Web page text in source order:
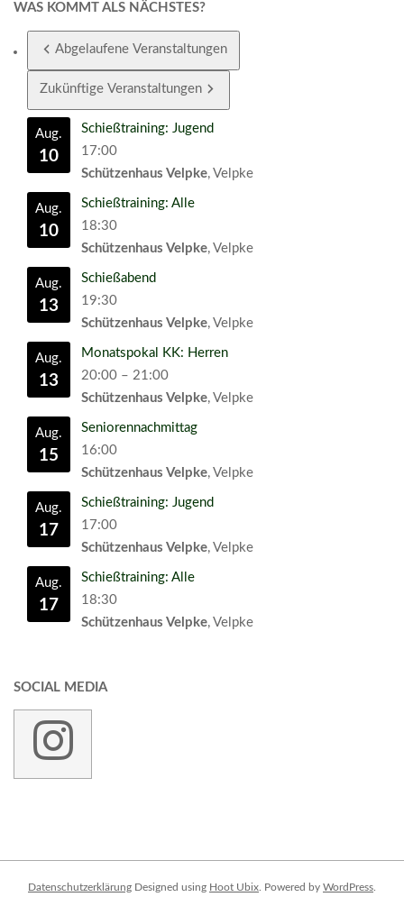
WAS KOMMT ALS NÄCHSTES?
Abgelaufene Veranstaltungen
Zukünftige Veranstaltungen
Aug.
10
Schießtraining: Jugend
17:00
Schützenhaus Velpke, Velpke
Aug.
10
Schießtraining: Alle
18:30
Schützenhaus Velpke, Velpke
Aug.
13
Schießabend
19:30
Schützenhaus Velpke, Velpke
Aug.
13
Monatspokal KK: Herren
20:00 – 21:00
Schützenhaus Velpke, Velpke
Aug.
15
Seniorennachmittag
16:00
Schützenhaus Velpke, Velpke
Aug.
17
Schießtraining: Jugend
17:00
Schützenhaus Velpke, Velpke
Aug.
17
Schießtraining: Alle
18:30
Schützenhaus Velpke, Velpke
SOCIAL MEDIA
Datenschutzerklärung Designed using Hoot Ubix . Powered by WordPress